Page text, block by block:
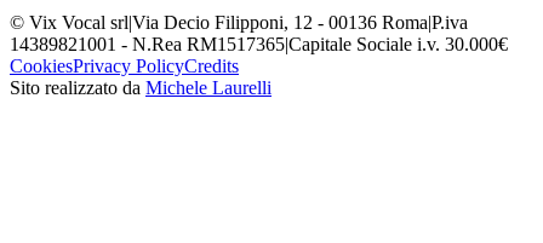
© Vix Vocal srl|Via Decio Filipponi, 12 - 00136 Roma|P.iva
14389821001 - N.Rea RM1517365|Capitale Sociale i.v. 30.000€
CookiesPrivacy PolicyCredits
Sito realizzato da Michele Laurelli